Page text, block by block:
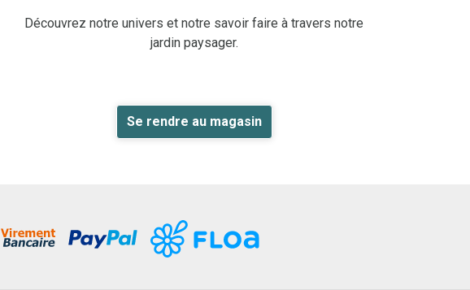
Découvrez notre univers et notre savoir faire à travers notre
jardin paysager.
Se rendre au magasin